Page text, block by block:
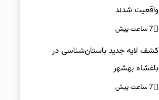
واقعیت شدند
7 ساعت پیش
کشف لایه جدید باستان‌شناسی در
باغشاه بهشهر
7 ساعت پیش